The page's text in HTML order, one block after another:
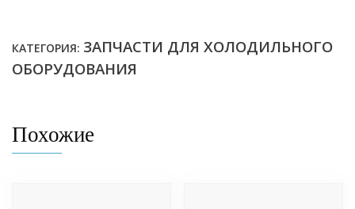
КАТЕГОРИЯ: ЗАПЧАСТИ ДЛЯ ХОЛОДИЛЬНОГО
ОБОРУДОВАНИЯ
Похожие